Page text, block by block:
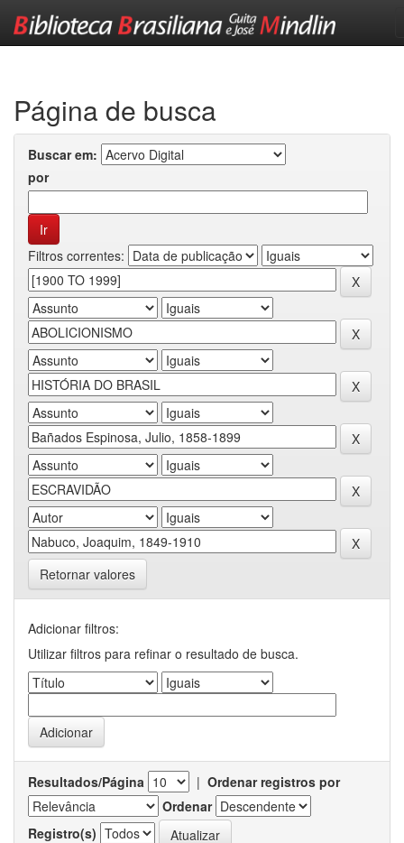
Página de busca
Buscar em:
por
Filtros correntes:
Retornar valores
Adicionar filtros:
Utilizar filtros para refinar o resultado de busca.
Resultados/Página | Ordenar registros por
Ordenar
Registro(s)